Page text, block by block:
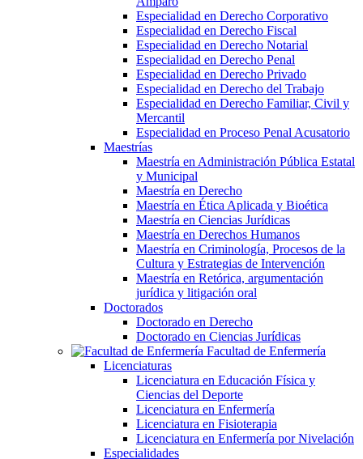
Especialidad en Derecho Corporativo
Especialidad en Derecho Fiscal
Especialidad en Derecho Notarial
Especialidad en Derecho Penal
Especialidad en Derecho Privado
Especialidad en Derecho del Trabajo
Especialidad en Derecho Familiar, Civil y
Mercantil
Especialidad en Proceso Penal Acusatorio
Maestrías
Maestría en Administración Pública Estatal
y Municipal
Maestría en Derecho
Maestría en Ética Aplicada y Bioética
Maestría en Ciencias Jurídicas
Maestría en Derechos Humanos
Maestría en Criminología, Procesos de la
Cultura y Estrategias de Intervención
Maestría en Retórica, argumentación
jurídica y litigación oral
Doctorados
Doctorado en Derecho
Doctorado en Ciencias Jurídicas
Facultad de Enfermería
Licenciaturas
Licenciatura en Educación Física y
Ciencias del Deporte
Licenciatura en Enfermería
Licenciatura en Fisioterapia
Licenciatura en Enfermería por Nivelación
Especialidades